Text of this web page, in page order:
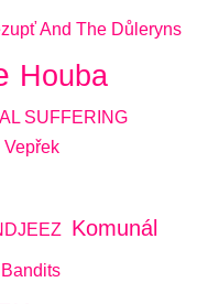
And The Důleryns
Houba
SUFFERING
Vepřek
Komunál